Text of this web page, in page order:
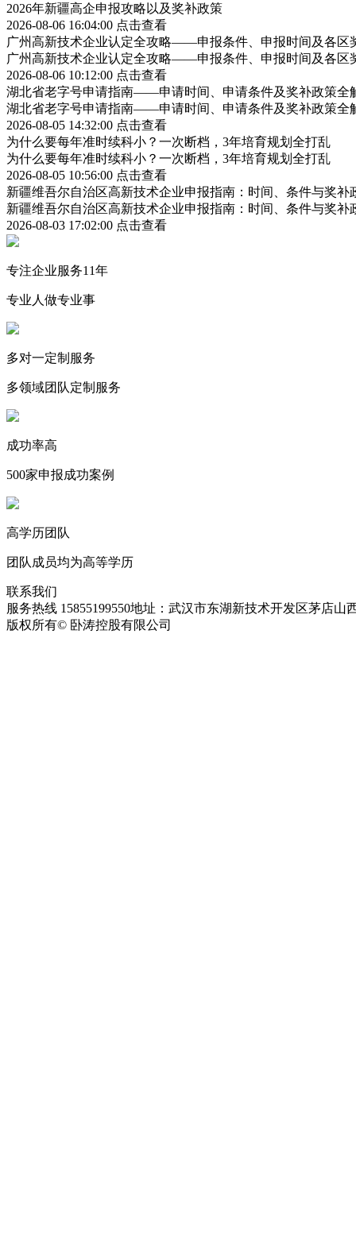
2026年新疆高企申报攻略以及奖补政策
2026-08-06 16:04:00 点击查看
广州高新技术企业认定全攻略——申报条件、申报时间及各区
广州高新技术企业认定全攻略——申报条件、申报时间及各区
2026-08-06 10:12:00 点击查看
湖北省老字号申请指南——申请时间、申请条件及奖补政策全
湖北省老字号申请指南——申请时间、申请条件及奖补政策全
2026-08-05 14:32:00 点击查看
为什么要每年准时续科小？一次断档，3年培育规划全打乱
为什么要每年准时续科小？一次断档，3年培育规划全打乱
2026-08-05 10:56:00 点击查看
新疆维吾尔自治区高新技术企业申报指南：时间、条件与奖补
新疆维吾尔自治区高新技术企业申报指南：时间、条件与奖补
2026-08-03 17:02:00 点击查看
专注企业服务11年
专业人做专业事
多对一定制服务
多领域团队定制服务
成功率高
500家申报成功案例
高学历团队
团队成员均为高等学历
联系我们
服务热线 15855199550地址：武汉市东湖新技术开发区茅店山
版权所有© 卧涛控股有限公司